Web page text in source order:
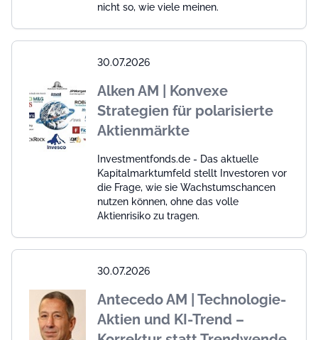
nicht so, wie viele meinen.
30.07.2026
Alken AM | Konvexe
Strategien für polarisierte
Aktienmärkte
Investmentfonds.de - Das aktuelle
Kapitalmarktumfeld stellt Investoren vor
die Frage, wie sie Wachstumschancen
nutzen können, ohne das volle
Aktienrisiko zu tragen.
30.07.2026
Antecedo AM | Technologie-
Aktien und KI-Trend –